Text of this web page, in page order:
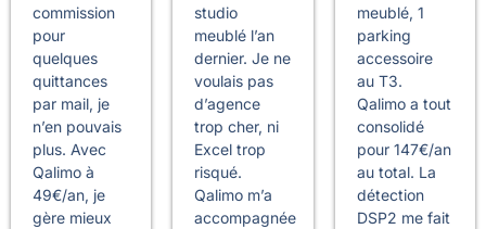
commission
pour
quelques
quittances
par mail, je
n’en pouvais
plus. Avec
Qalimo à
49€/an, je
gère mieux
studio
meublé l’an
dernier. Je ne
voulais pas
d’agence
trop cher, ni
Excel trop
risqué.
Qalimo m’a
accompagnée
meublé, 1
parking
accessoire
au T3.
Qalimo a tout
consolidé
pour 147€/an
au total. La
détection
DSP2 me fait